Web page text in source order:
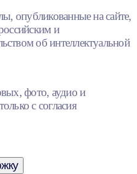
опубликованные на сайте,
и
об интеллектуальной
фото, аудио и
с согласия